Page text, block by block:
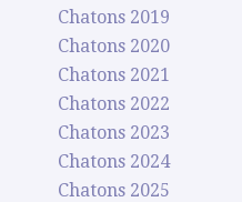
Chatons 2019
Chatons 2020
Chatons 2021
Chatons 2022
Chatons 2023
Chatons 2024
Chatons 2025